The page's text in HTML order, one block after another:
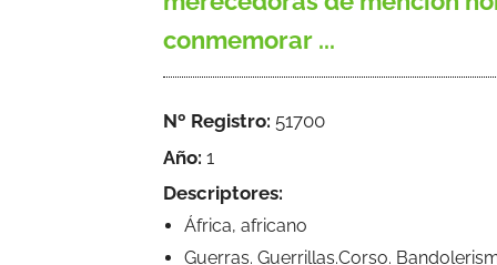
conmemorar ...
Nº Registro: 51700
Año: 1
Descriptores:
África, africano
Guerras. Guerrillas.Corso.